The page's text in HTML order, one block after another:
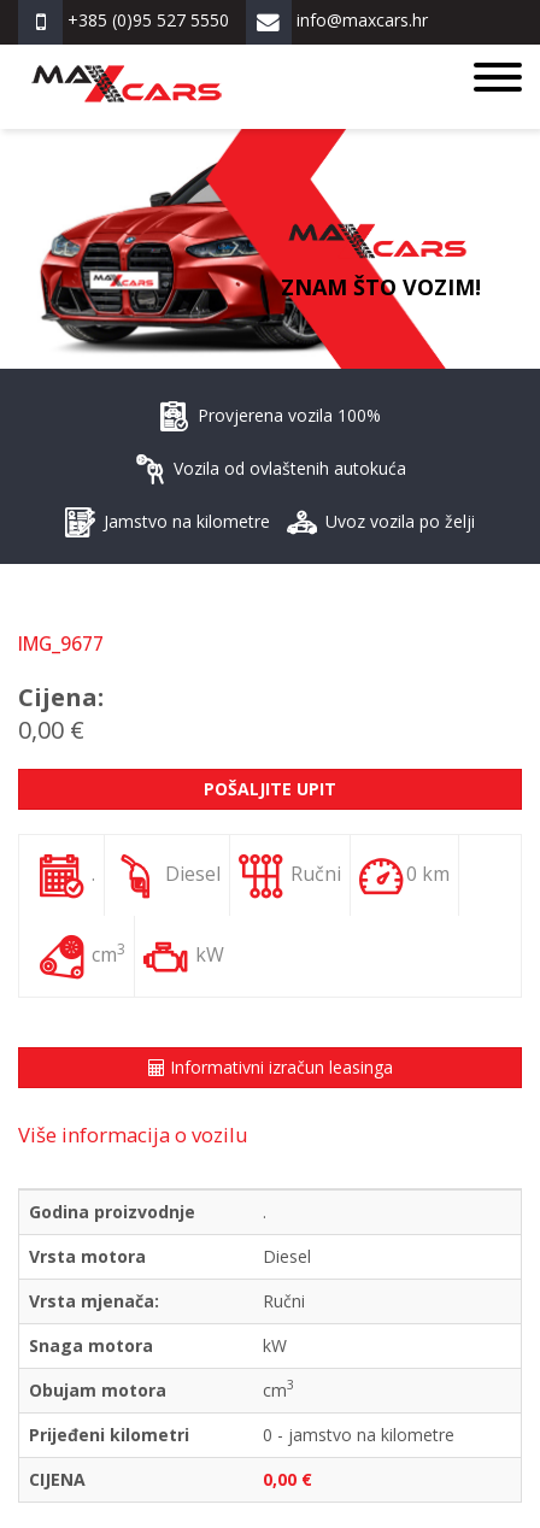
+385 (0)95 527 5550 info@maxcars.hr
ZNAM ŠTO VOZIM!
Provjerena vozila 100%
Vozila od ovlaštenih autokuća
Jamstvo na kilometre Uvoz vozila po želji
IMG_9677
Cijena:
0,00 €
POŠALJITE UPIT
. Diesel Ručni 0 km
cm3 kW
Informativni izračun leasinga
Više informacija o vozilu
Godina proizvodnje
.
Vrsta motora
Diesel
Vrsta mjenača:
Ručni
Snaga motora
kW
Obujam motora
cm3
Prijeđeni kilometri
0 - jamstvo na kilometre
CIJENA
0,00 €